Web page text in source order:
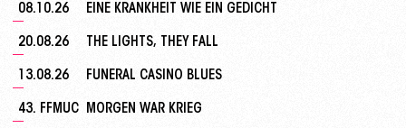
08.10.26 EINE KRANKHEIT WIE EIN GEDICHT
20.08.26 THE LIGHTS, THEY FALL
13.08.26 FUNERAL CASINO BLUES
43. FFMUC MORGEN WAR KRIEG